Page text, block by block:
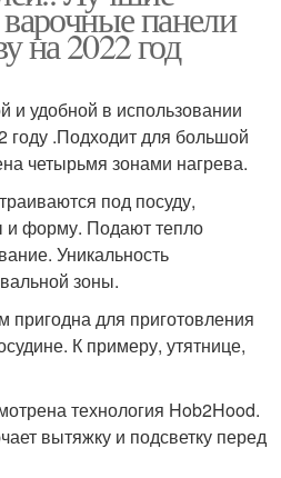
панели
на 2022 год
и удобной в использовании
году .Подходит для большой
четырьмя зонами нагрева.
под посуду,
и форму. Подают тепло
Уникальность
зоны.
для приготовления
К примеру, утятнице,
технология Hob2Hood.
вытяжку и подсветку перед